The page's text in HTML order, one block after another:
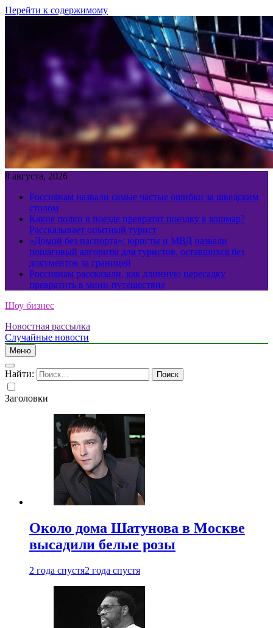
Перейти к содержимому
8 августа, 2026
Россиянам назвали самые частые ошибки за шведским
столом
Какие полки в поезде превратят поездку в кошмар?
Рассказывает опытный турист
«Домой без паспорта»: юристы и МВД назвали
пошаговый алгоритм для туристов, оставшихся без
документов за границей
Россиянам рассказали, как длинную пересадку
превратить в мини-путешествие
Шоу бизнес
Новостная рассылка
Случайные новости
Меню
Найти:
Заголовки
Около дома Шатунова в Москве
высадили белые розы
2 года спустя2 года спустя